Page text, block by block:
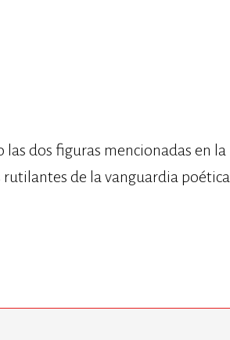
dos figuras mencionadas en la
de la vanguardia poética